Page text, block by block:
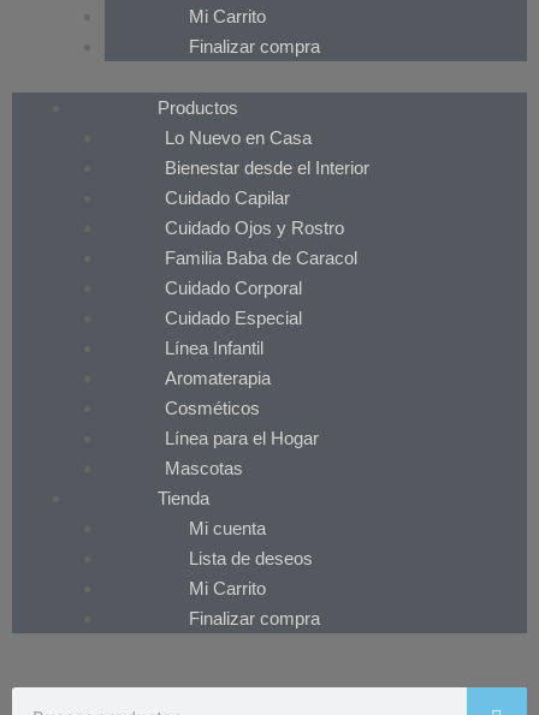
Mi Carrito
Finalizar compra
Productos
Lo Nuevo en Casa
Bienestar desde el Interior
Cuidado Capilar
Cuidado Ojos y Rostro
Familia Baba de Caracol
Cuidado Corporal
Cuidado Especial
Línea Infantil
Aromaterapia
Cosméticos
Línea para el Hogar
Mascotas
Tienda
Mi cuenta
Lista de deseos
Mi Carrito
Finalizar compra